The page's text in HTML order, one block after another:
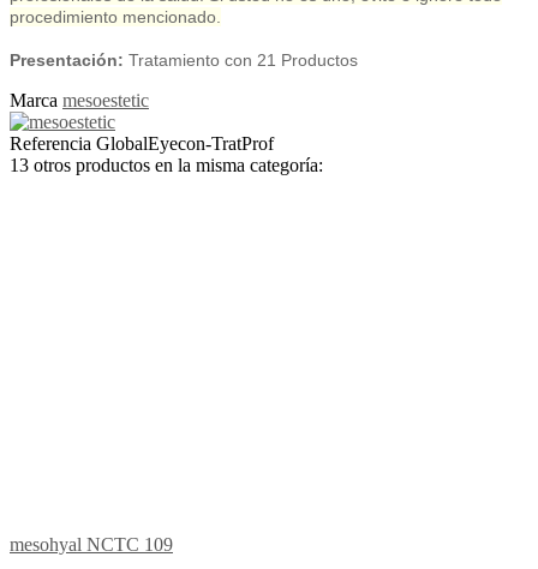
procedimiento mencionado.
Presentación: Tratamiento con 21 Productos
Marca mesoestetic
Referencia GlobalEyecon-TratProf
13 otros productos en la misma categoría:
mesohyal NCTC 109